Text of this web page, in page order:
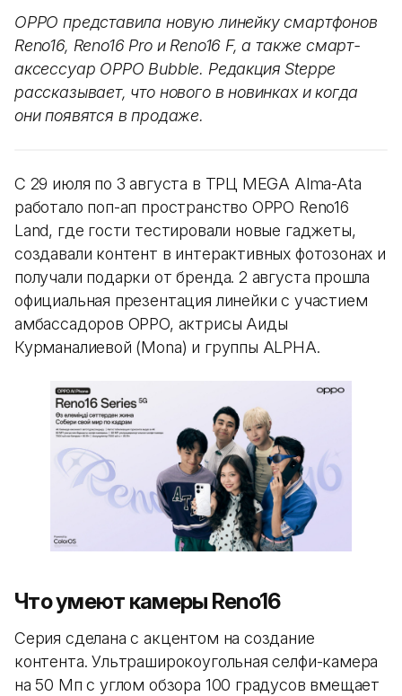
OPPO представила новую линейку смартфонов
Reno16, Reno16 Pro и Reno16 F, а также смарт-
аксессуар OPPO Bubble. Редакция Steppe
рассказывает, что нового в новинках и когда
они появятся в продаже.
С 29 июля по 3 августа в ТРЦ MEGA Alma-Ata
работало поп-ап пространство OPPO Reno16
Land, где гости тестировали новые гаджеты,
создавали контент в интерактивных фотозонах и
получали подарки от бренда. 2 августа прошла
официальная презентация линейки с участием
амбассадоров OPPO, актрисы Аиды
Курманалиевой (Mona) и группы ALPHA.
Что умеют камеры Reno16
Серия сделана с акцентом на создание
контента. Ультраширокоугольная селфи-камера
на 50 Мп с углом обзора 100 градусов вмещает